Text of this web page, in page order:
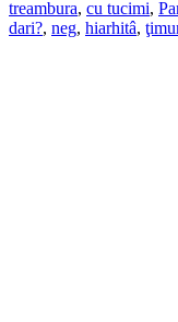
treambura, cu tucimi,
dari?, neg, hiarhitâ,